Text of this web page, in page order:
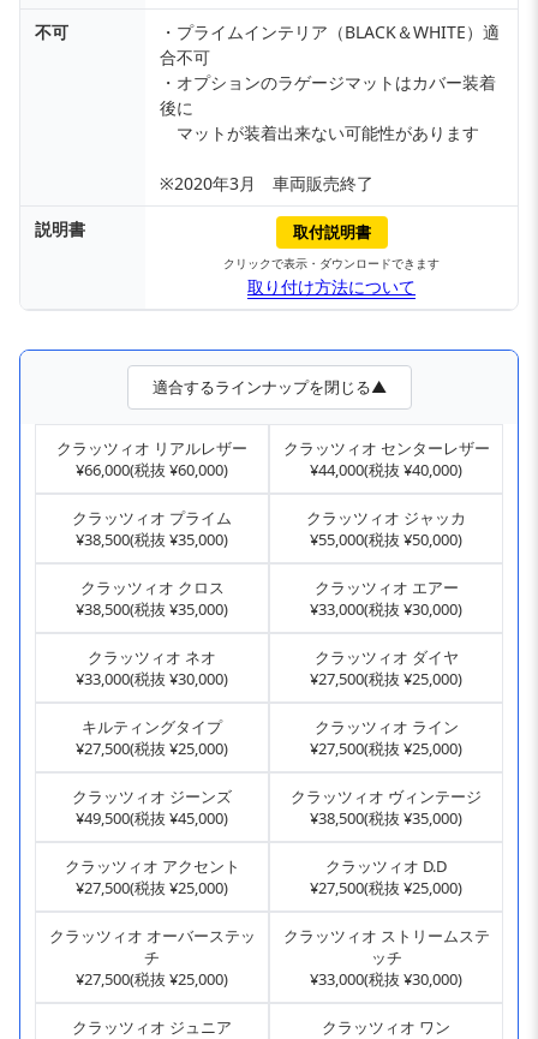
不可
・プライムインテリア（BLACK＆WHITE）適
合不可
・オプションのラゲージマットはカバー装着
後に
マットが装着出来ない可能性があります
※2020年3月 車両販売終了
説明書
取付説明書
クリックで表示・ダウンロードできます
取り付け方法について
適合するラインナップを閉じる▲
クラッツィオ リアルレザー
¥66,000(税抜 ¥60,000)
クラッツィオ センターレザー
¥44,000(税抜 ¥40,000)
クラッツィオ プライム
¥38,500(税抜 ¥35,000)
クラッツィオ ジャッカ
¥55,000(税抜 ¥50,000)
クラッツィオ クロス
¥38,500(税抜 ¥35,000)
クラッツィオ エアー
¥33,000(税抜 ¥30,000)
クラッツィオ ネオ
¥33,000(税抜 ¥30,000)
クラッツィオ ダイヤ
¥27,500(税抜 ¥25,000)
キルティングタイプ
¥27,500(税抜 ¥25,000)
クラッツィオ ライン
¥27,500(税抜 ¥25,000)
クラッツィオ ジーンズ
¥49,500(税抜 ¥45,000)
クラッツィオ ヴィンテージ
¥38,500(税抜 ¥35,000)
クラッツィオ アクセント
¥27,500(税抜 ¥25,000)
クラッツィオ D.D
¥27,500(税抜 ¥25,000)
クラッツィオ オーバーステッ
チ
¥27,500(税抜 ¥25,000)
クラッツィオ ストリームステ
ッチ
¥33,000(税抜 ¥30,000)
クラッツィオ ジュニア
クラッツィオ ワン